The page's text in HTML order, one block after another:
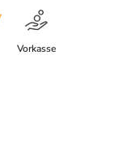
Vorkasse